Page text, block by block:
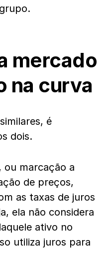
mercado
na curva
é
dois.
ou marcação a
de preços,
as taxas de juros
ela não considera
ativo no
utiliza juros para